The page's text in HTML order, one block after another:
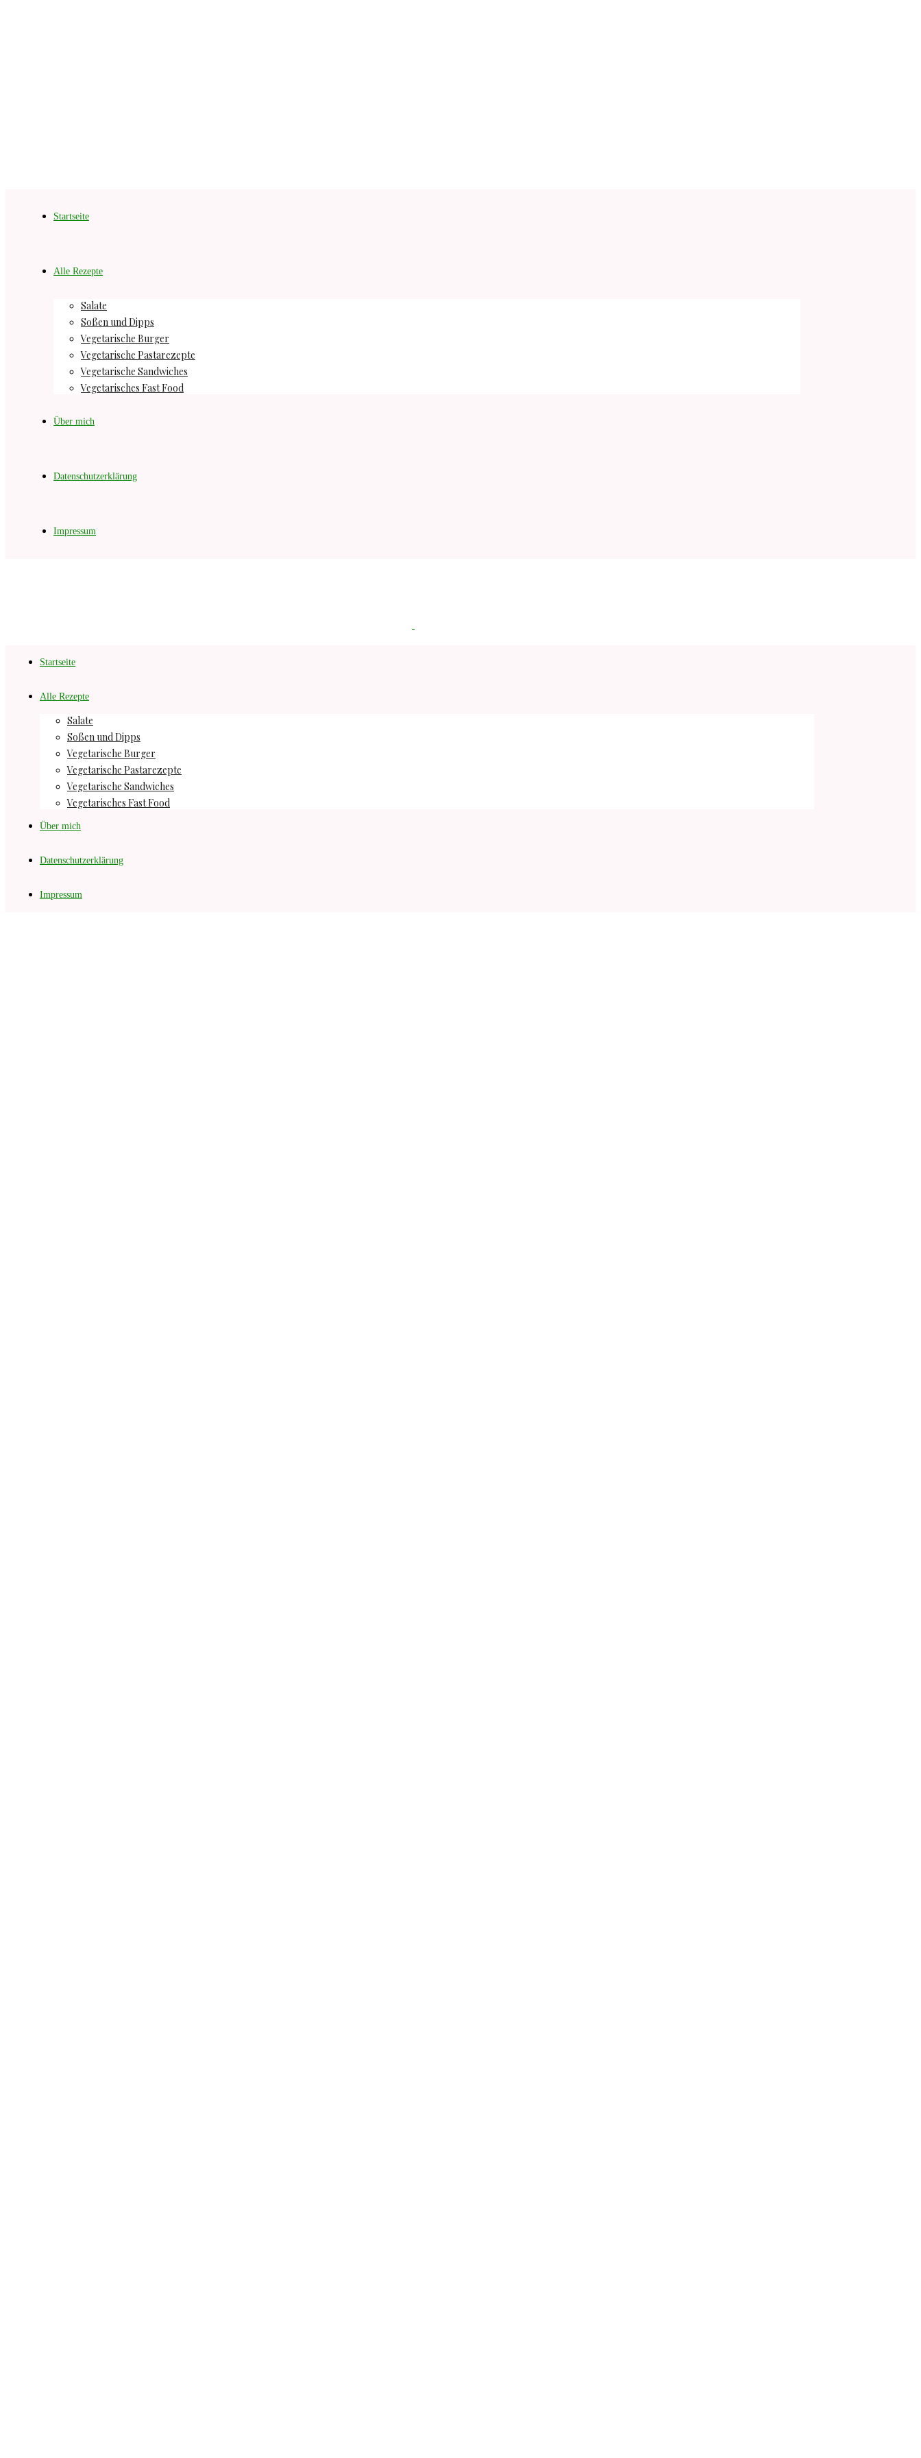
Startseite
Alle Rezepte
Salate
Soßen und Dipps
Vegetarische Burger
Vegetarische Pastarezepte
Vegetarische Sandwiches
Vegetarisches Fast Food
Über mich
Datenschutzerklärung
Impressum
Startseite
Alle Rezepte
Salate
Soßen und Dipps
Vegetarische Burger
Vegetarische Pastarezepte
Vegetarische Sandwiches
Vegetarisches Fast Food
Über mich
Datenschutzerklärung
Impressum